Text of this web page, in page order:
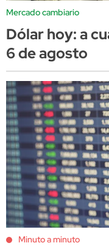
Mercado cambiario
Dólar hoy: a
6 de agosto
Minuto a minuto